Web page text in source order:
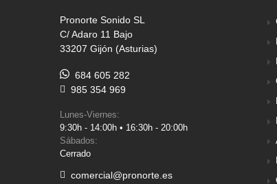
Pronorte Sonido SL
C/ Adaro 11 Bajo
33207 Gijón (Asturias)
684 605 282
985 354 969
Lunes-Viernes:
9:30h - 14:00h • 16:30h - 20:00h
Sábados:
Cerrado
comercial@pronorte.es